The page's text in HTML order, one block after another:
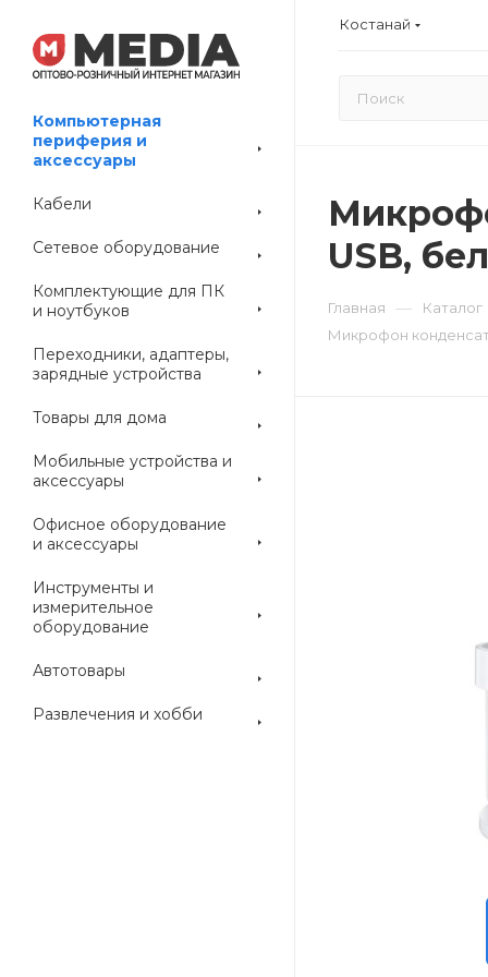
Костанай
Компьютерная
периферия и
аксессуары
Кабели
Сетевое оборудование
Комплектующие для ПК
и ноутбуков
Переходники, адаптеры,
зарядные устройства
Товары для дома
Мобильные устройства и
аксессуары
Офисное оборудование
и аксессуары
Инструменты и
измерительное
оборудование
Автотовары
Развлечения и хобби
USB,
Главная — Каталог
Микрофон